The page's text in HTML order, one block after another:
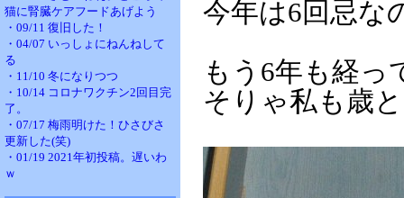
猫に腎臓ケアフードあげよう
・09/11 復旧した！
・04/07 いっしょにねんねして
る
・11/10 冬になりつつ
・10/14 コロナワクチン2回目完
了。
・07/17 梅雨明けた！ひさびさ
更新した(笑)
・01/19 2021年初投稿。遅いわ
ｗ
今年は6回忌な
もう6年も経っ
そりゃ私も歳